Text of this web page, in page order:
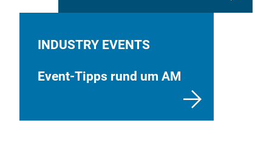
INDUSTRY EVENTS
Event-Tipps rund um AM